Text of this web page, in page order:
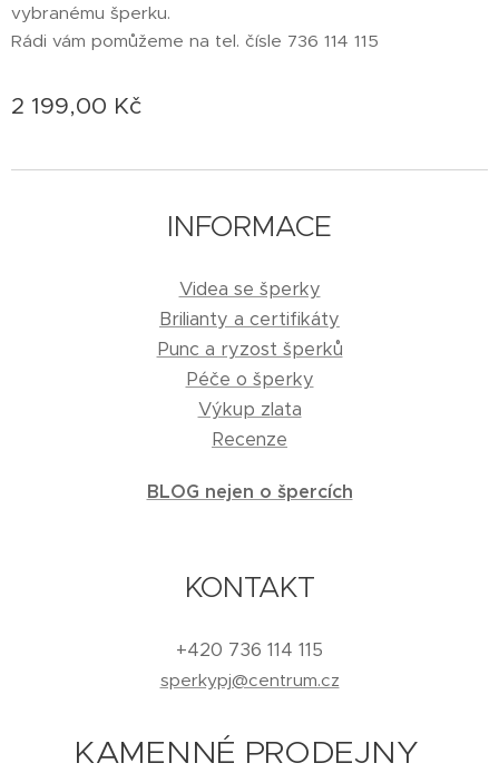
vybranému šperku.
Rádi vám pomůžeme na tel. čísle 736 114 115
2 199,00 Kč
INFORMACE
Videa se šperky
Brilianty a certifikáty
Punc a ryzost šperků
Péče o šperky
Výkup zlata
Recenze
BLOG nejen o špercích
KONTAKT
+420 736 114 115
sperkypj@centrum.cz
KAMENNÉ PRODEJNY